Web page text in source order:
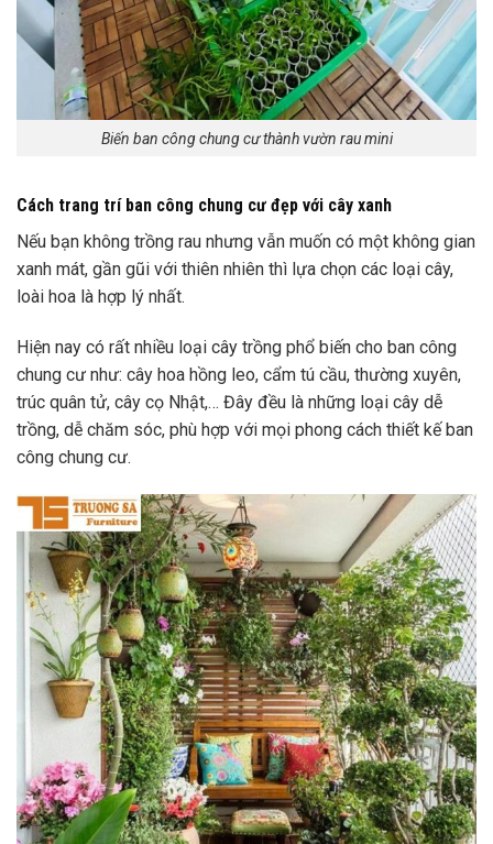
Biến ban công chung cư thành vườn rau mini
Cách trang trí ban công chung cư đẹp với cây xanh
Nếu bạn không trồng rau nhưng vẫn muốn có một không gian
xanh mát, gần gũi với thiên nhiên thì lựa chọn các loại cây,
loài hoa là hợp lý nhất.
Hiện nay có rất nhiều loại cây trồng phổ biến cho ban công
chung cư như: cây hoa hồng leo, cẩm tú cầu, thường xuyên,
trúc quân tử, cây cọ Nhật,… Đây đều là những loại cây dễ
trồng, dễ chăm sóc, phù hợp với mọi phong cách thiết kế ban
công chung cư.